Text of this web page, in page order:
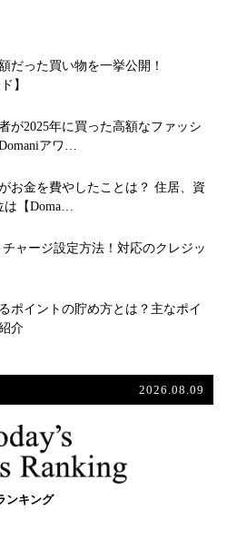
だった買い物を一挙公開！
】
が2025年に買った高額なファッシ
アワ…
お金を費やしたことは？ 住居、資
【Doma…
チャージ設定方法！対応のクレジッ
ポイントの貯め方とは？主なポイ
介
2026.08.09
ンキング